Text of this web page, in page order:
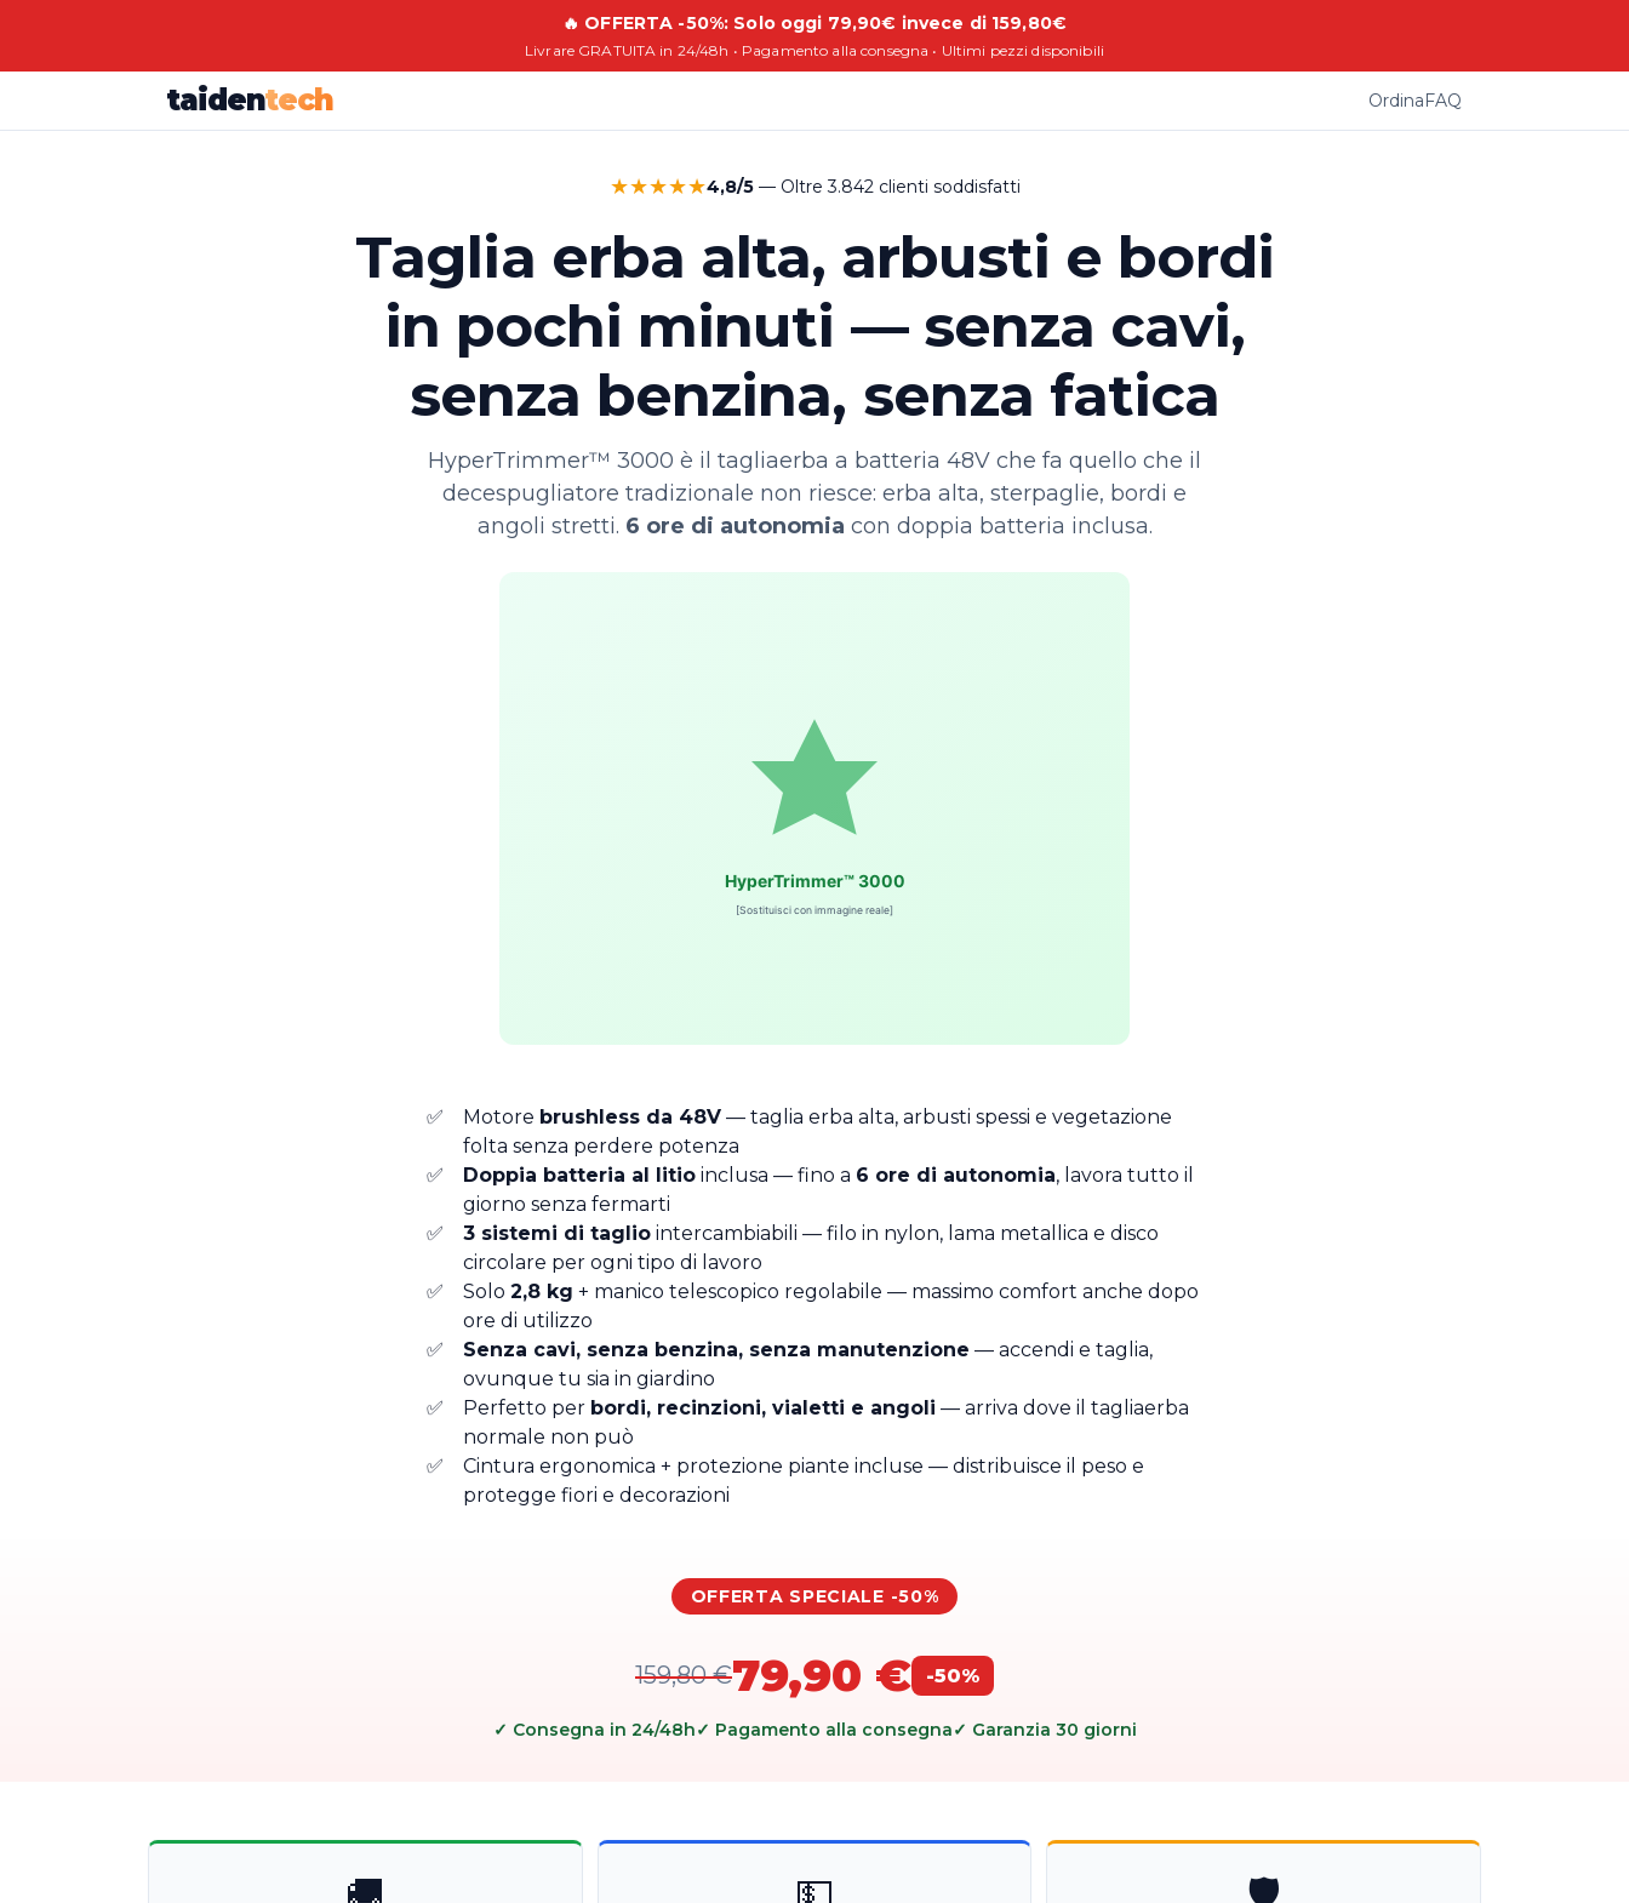
🔥 OFFERTA -50%: Solo oggi 79,90€ invece di 159,80€
Livrare GRATUITA in 24/48h • Pagamento alla consegna • Ultimi pezzi disponibili
taidentech OrdinaFAQ
★★★★★4,8/5— Oltre 3.842 clienti soddisfatti
Taglia erba alta, arbusti e bordi
in pochi minuti — senza cavi,
senza benzina, senza fatica
HyperTrimmer™ 3000 è il tagliaerba a batteria 48V che fa quello che il
decespugliatore tradizionale non riesce: erba alta, sterpaglie, bordi e
angoli stretti. 6 ore di autonomia con doppia batteria inclusa.
Motore brushless da 48V— taglia erba alta, arbusti spessi e vegetazione
folta senza perdere potenza
Doppia batteria al litioinclusa — fino a 6 ore di autonomia, lavora tutto il
giorno senza fermarti
3 sistemi di tagliointercambiabili — filo in nylon, lama metallica e disco
circolare per ogni tipo di lavoro
Solo 2,8 kg + manico telescopico regolabile — massimo comfort anche dopo
ore di utilizzo
Senza cavi, senza benzina, senza manutenzione — accendi e taglia,
ovunque tu sia in giardino
Perfetto per bordi, recinzioni, vialetti e angoli — arriva dove il tagliaerba
normale non può
Cintura ergonomica + protezione piante incluse — distribuisce il peso e
protegge fiori e decorazioni
OFFERTA SPECIALE -50%
159,80 €79,90 € -50%
✓ Consegna in 24/48h✓ Pagamento alla consegna✓ Garanzia 30 giorni